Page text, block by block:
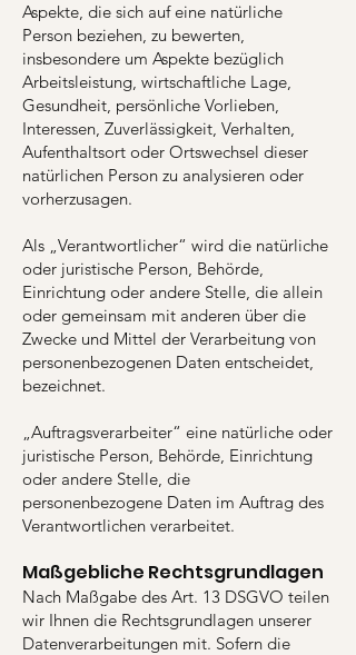
Aspekte, die sich auf eine natürliche
Person beziehen, zu bewerten,
insbesondere um Aspekte bezüglich
Arbeitsleistung, wirtschaftliche Lage,
Gesundheit, persönliche Vorlieben,
Interessen, Zuverlässigkeit, Verhalten,
Aufenthaltsort oder Ortswechsel dieser
natürlichen Person zu analysieren oder
vorherzusagen.
Als „Verantwortlicher“ wird die natürliche
oder juristische Person, Behörde,
Einrichtung oder andere Stelle, die allein
oder gemeinsam mit anderen über die
Zwecke und Mittel der Verarbeitung von
personenbezogenen Daten entscheidet,
bezeichnet.
„Auftragsverarbeiter“ eine natürliche oder
juristische Person, Behörde, Einrichtung
oder andere Stelle, die
personenbezogene Daten im Auftrag des
Verantwortlichen verarbeitet.
Maßgebliche Rechtsgrundlagen
Nach Maßgabe des Art. 13 DSGVO teilen
wir Ihnen die Rechtsgrundlagen unserer
Datenverarbeitungen mit. Sofern die